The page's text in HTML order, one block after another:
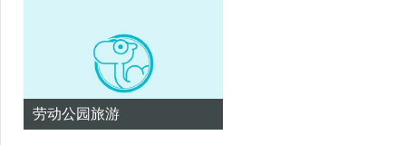
劳动公园旅游